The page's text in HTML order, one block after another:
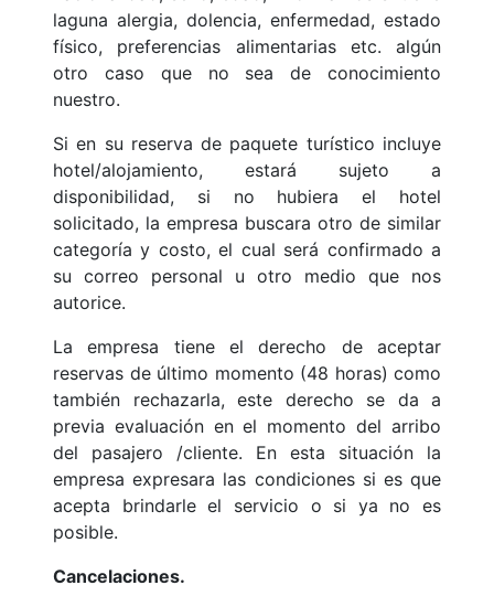
laguna alergia, dolencia, enfermedad, estado
físico, preferencias alimentarias etc. algún
otro caso que no sea de conocimiento
nuestro.
Si en su reserva de paquete turístico incluye
hotel/alojamiento, estará sujeto a
disponibilidad, si no hubiera el hotel
solicitado, la empresa buscara otro de similar
categoría y costo, el cual será confirmado a
su correo personal u otro medio que nos
autorice.
La empresa tiene el derecho de aceptar
reservas de último momento (48 horas) como
también rechazarla, este derecho se da a
previa evaluación en el momento del arribo
del pasajero /cliente. En esta situación la
empresa expresara las condiciones si es que
acepta brindarle el servicio o si ya no es
posible.
Cancelaciones.